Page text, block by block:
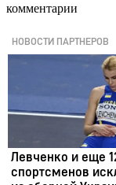
комментарии